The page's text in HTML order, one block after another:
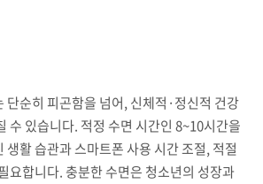
단순히 피곤함을 넘어, 신체적·정신적 건강
수 있습니다. 적정 수면 시간인 8~10시간을
생활 습관과 스마트폰 사용 시간 조절, 적절
요합니다. 충분한 수면은 청소년의 성장과